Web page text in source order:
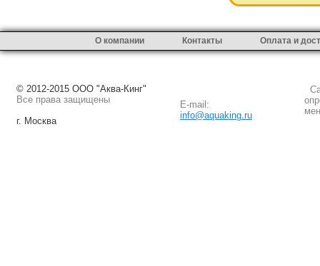
О компании Контакты Оплата и
© 2012-2015 ООО "Аква-Кинг"
Все права защищены
г. Москва
E-mail:
info@aquaking.ru